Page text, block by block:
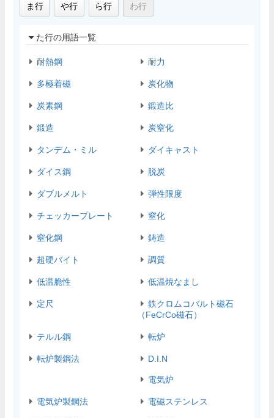
ま行 や行 ら行 わ行
た行の用語一覧
耐熱鋼 耐力
多極着磁 炭化物
炭素鋼 鍛造比
鍛造 炭窒化
タンデム・ミル ダイキャスト
ダイス鋼 脱炭
ダブルメルト 弾性限度
チェッカープレート 窒化
窒化鋼 鋳造
超硬バイト 調質
低温脆性 低温焼なまし
定尺
鉄クロムコバルト磁石
（FeCrCo磁石）
テルル鋼 転炉
転炉製鋼法 D.I.N
電気炉
電気炉製鋼法 電磁ステンレス